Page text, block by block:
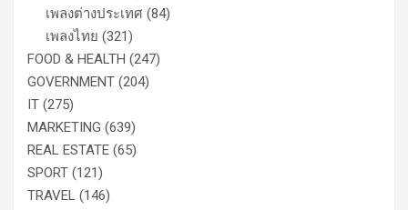
เพลงต่างประเทศ (84)
เพลงไทย (321)
FOOD & HEALTH (247)
GOVERNMENT (204)
IT (275)
MARKETING (639)
REAL ESTATE (65)
SPORT (121)
TRAVEL (146)